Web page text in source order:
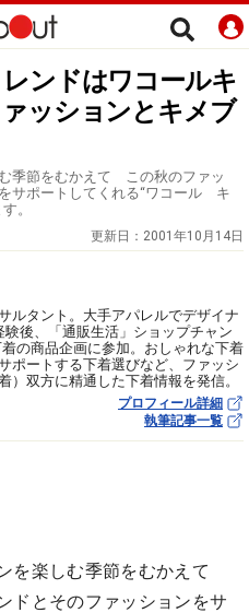
ンドはワコールキ
ッションとキメブ
季節をむかえて この秋のファッ
サポートしてくれる“ワコール キ
。
更新日： 2001年10月14日
ルタント。大手アパレルでデザイナ
後、「通販生活」ショップチャン
の商品企画に参加。おしゃれな下着
ポートする下着選びなど、ファッシ
）双方に精通した下着情報を発信。
プロフィール詳細
執筆記事一覧
を楽しむ季節をむかえて
ドとそのファッションをサ